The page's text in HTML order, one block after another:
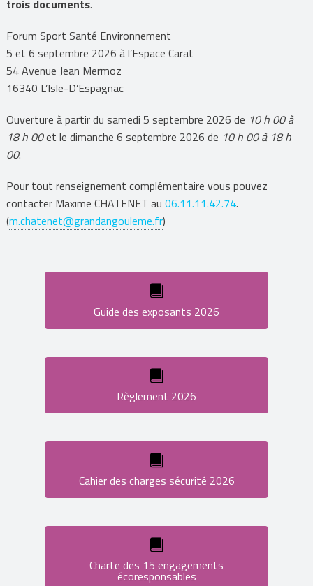
trois documents.
Forum Sport Santé Environnement
5 et 6 septembre 2026 à l’Espace Carat
54 Avenue Jean Mermoz
16340 L’Isle-D’Espagnac
Ouverture à partir du samedi 5 septembre 2026 de 10 h 00 à
18 h 00et le dimanche 6 septembre 2026 de 10 h 00 à 18 h
00.
Pour tout renseignement complémentaire vous pouvez
contacter Maxime CHATENET au 06.11.11.42.74.
(m.chatenet@grandangouleme.fr)
Guide des exposants 2026
Règlement 2026
Cahier des charges sécurité 2026
Charte des 15 engagements
écoresponsables